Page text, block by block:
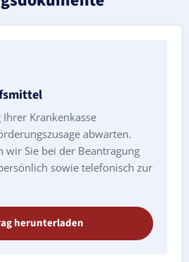
Krankenkasse
abwarten.
wir Sie bei der Beantragung
sowie telefonisch zur
herunterladen